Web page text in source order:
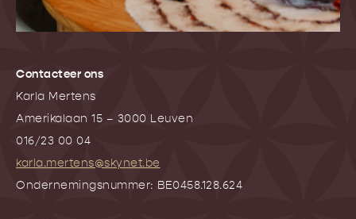
Contacteer ons
Karla Mertens
Amerikalaan 15 – 3000 Leuven
016/23 00 04
karla.mertens@skynet.be
Ondernemingsnummer: BE0458.128.624